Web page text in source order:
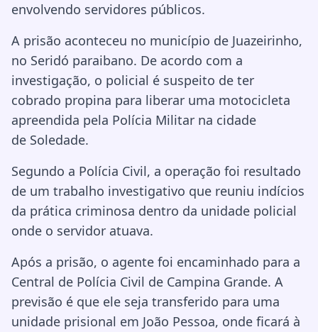
envolvendo servidores públicos.
A prisão aconteceu no município de Juazeirinho,
no Seridó paraibano. De acordo com a
investigação, o policial é suspeito de ter
cobrado propina para liberar uma motocicleta
apreendida pela Polícia Militar na cidade
de Soledade.
Segundo a Polícia Civil, a operação foi resultado
de um trabalho investigativo que reuniu indícios
da prática criminosa dentro da unidade policial
onde o servidor atuava.
Após a prisão, o agente foi encaminhado para a
Central de Polícia Civil de Campina Grande. A
previsão é que ele seja transferido para uma
unidade prisional em João Pessoa, onde ficará à